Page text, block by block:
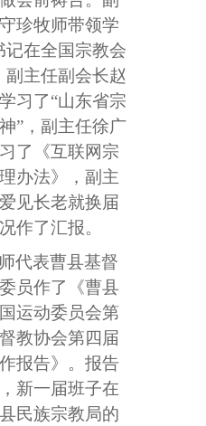
珍牧师带领学
记在全国宗教会
副主任副会长赵
习了“山东省宗
”，副主任徐广
了《互联网宗
办法》，副主
见长老就换届
作了汇报。
代表曹县基督
员作了《曹县
运动委员会第
教协会第四届
报告》。报告
新一届班子在
民族宗教局的